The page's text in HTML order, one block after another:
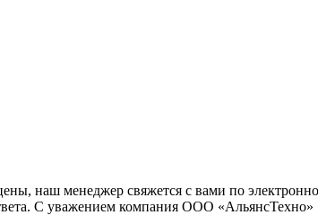
наш менеджер свяжется с вами по
С уважением компания ООО «АльянсТехно»